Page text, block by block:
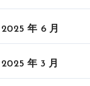
2025 年 6 月
2025 年 3 月